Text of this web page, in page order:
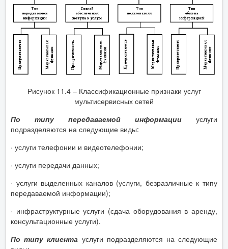
Рисунок 11.4 – Классификационные признаки услуг
мультисервисных сетей
По типу передаваемой информации услуги
подразделяются на следующие виды:
· услуги телефонии и видеотелефонии;
· услуги передачи данных;
· услуги выделенных каналов (услуги, безразличные к типу
передаваемой информации);
· инфраструктурные услуги (сдача оборудования в аренду,
консультационные услуги).
По типу клиента услуги подразделяются на следующие